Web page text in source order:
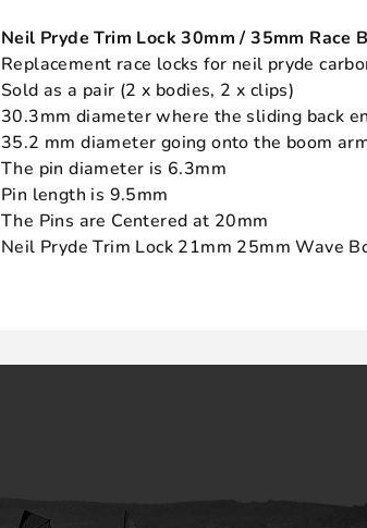
Neil Pryde Trim Lock 30mm / 35mm Race
Replacement race locks for neil pryde
Sold as a pair (2 x bodies, 2 x clips)
30.3mm diameter where the sliding back
35.2 mm diameter going onto the boom
The pin diameter is 6.3mm
Pin length is 9.5mm
The Pins are Centered at 20mm
Neil Pryde Trim Lock 21mm 25mm Wave